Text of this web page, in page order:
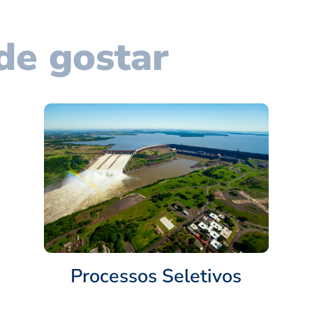
gostar
Processos Seletivos